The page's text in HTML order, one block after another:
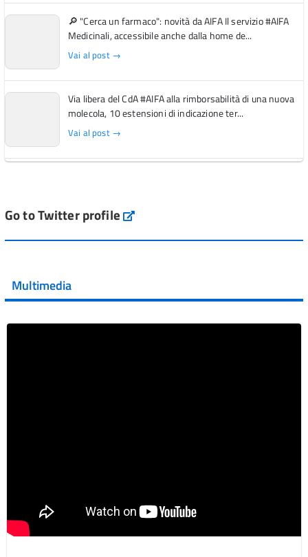
🔎 "Cerca un farmaco": novità da AIFA Il servizio #AIFA
Medicinali, accessibile anche dalla home de...
Vai al post →
Via libera del CdA #AIFA alla rimborsabilità di una nuova
molecola, 10 estensioni di indicazione ter...
Vai al post →
Vai al post →
Vai al post →
Go to Twitter profile aifa_ufficiale
Multimedia